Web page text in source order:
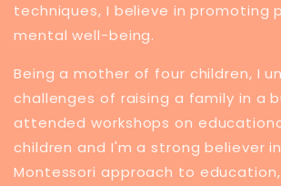
techniques, I believe in promoting
mental well-being.
Being a mother of four children, I
challenges of raising a family in a
attended workshops on
children and I'm a strong believer
Montessori approach to